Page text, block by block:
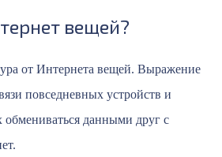
вещей?
от Интернета вещей. Выражение
повседневных устройств и
обмениваться данными друг с